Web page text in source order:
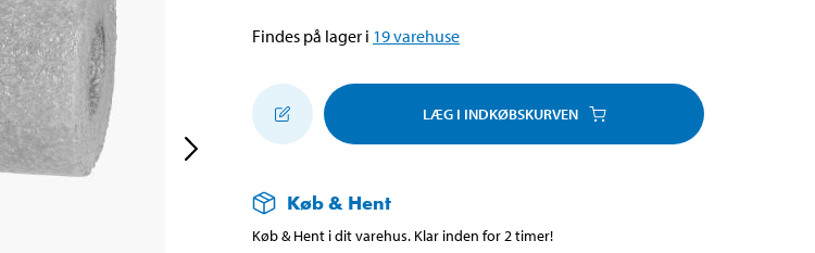
Findes på lager i 19varehuse
LÆG I INDKØBSKURVEN
Køb & Hent
Køb & Hent i dit varehus. Klar inden for 2 timer!